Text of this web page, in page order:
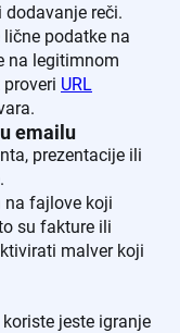
reči.
podatke na
na legitimnom
URL
emailu
prezentacije ili
na fajlove koji
su fakture ili
malver koji
jeste igranje